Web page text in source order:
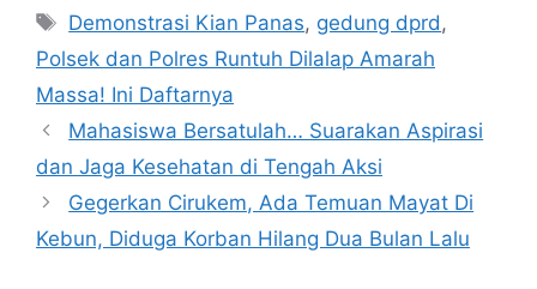
Tag
Demonstrasi Kian Panas, gedung dprd ,
Polsek dan Polres Runtuh Dilalap Amarah
Massa! Ini Daftarnya
Mahasiswa Bersatulah… Suarakan Aspirasi
dan Jaga Kesehatan di Tengah Aksi
Gegerkan Cirukem, Ada Temuan Mayat Di
Kebun, Diduga Korban Hilang Dua Bulan Lalu